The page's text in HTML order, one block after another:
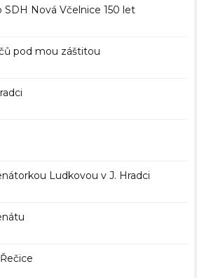
SDH Nová Včelnice 150 let
pod mou záštitou
Ludkovou v J. Hradci